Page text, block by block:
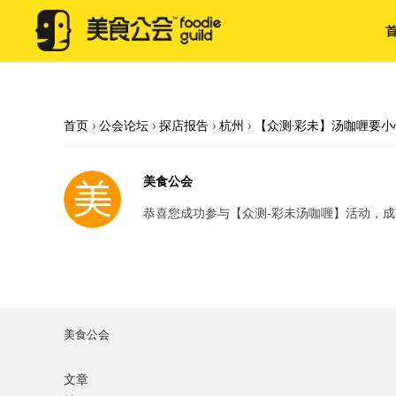
首页 › 公会论坛 › 探店报告 › 杭州 › 【众测·彩未】汤咖喱要
美食公会
恭喜您成功参与【众测-彩未汤咖喱】活动，
美食公会
文章